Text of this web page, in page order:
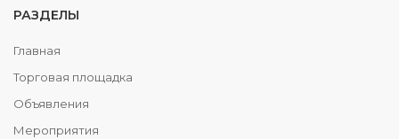
РАЗДЕЛЫ
Главная
Торговая площадка
Объявления
Мероприятия